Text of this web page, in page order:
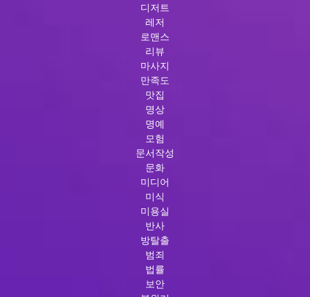
디저트
레저
로맨스
리뷰
마사지
만족도
맛집
명상
명예
모험
문서작성
문화
미디어
미식
미용실
반사
방탈출
범죄
법률
보안